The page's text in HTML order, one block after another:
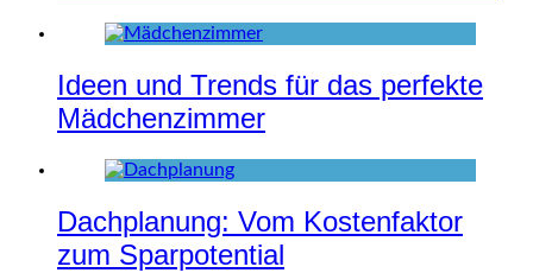
Ideen und Trends für das perfekte
Mädchenzimmer
Dachplanung: Vom Kostenfaktor
zum Sparpotential